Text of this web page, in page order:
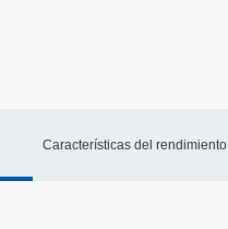
Características del rendimiento